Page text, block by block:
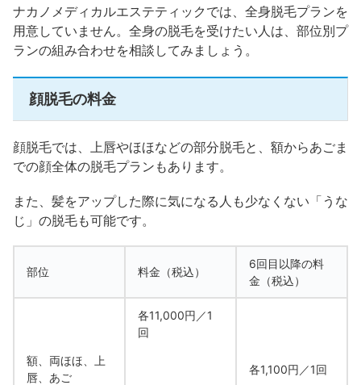
ナカノメディカルエステティックでは、全身脱毛プランを
用意していません。全身の脱毛を受けたい人は、部位別プ
ランの組み合わせを相談してみましょう。
顔脱毛の料金
顔脱毛では、上唇やほほなどの部分脱毛と、額からあごま
での顔全体の脱毛プランもあります。
また、髪をアップした際に気になる人も少なくない「うな
じ」の脱毛も可能です。
部位 料金（税込）
6回目以降の料
金（税込）
額、両ほほ、上
唇、あご
各11,000円／1
回
各1,100円／1回